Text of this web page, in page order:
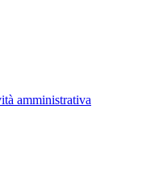
amministrativa